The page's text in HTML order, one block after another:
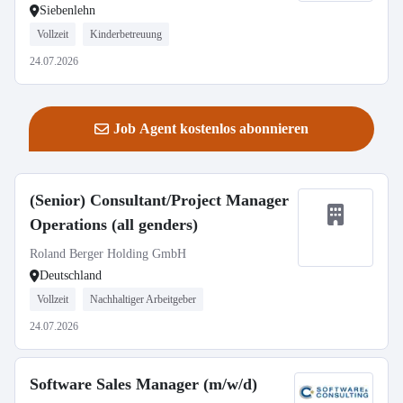
Siebenlehn
Vollzeit Kinderbetreuung
24.07.2026
Job Agent kostenlos abonnieren
(Senior) Consultant/Project Manager
Operations (all genders)
Roland Berger Holding GmbH
Deutschland
Vollzeit Nachhaltiger Arbeitgeber
24.07.2026
Software Sales Manager (m/w/d)